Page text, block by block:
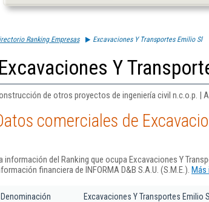
Ranking Empresas Excavaciones Y Transportes Emilio Sl
Excavaciones Y
de otros proyectos de ingeniería civil n.c.o.p. |
comerciales de
información del Ranking que ocupa Excavaciones Y
financiera de INFORMA D&B S.A.U. (S.M.E.). Más
Denominación Excavaciones Y Transportes Emilio Sl